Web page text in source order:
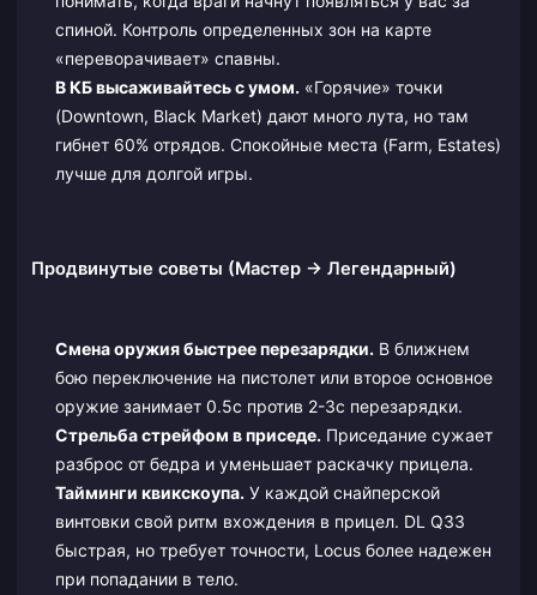
спиной. Контроль определенных зон на карте
«переворачивает» спавны.
В КБ высаживайтесь с умом. «Горячие» точки
(Downtown, Black Market) дают много лута, но там
гибнет 60% отрядов. Спокойные места (Farm, Estates)
лучше для долгой игры.
Продвинутые советы (Мастер → Легендарный)
Смена оружия быстрее перезарядки. В ближнем
бою переключение на пистолет или второе основное
оружие занимает 0.5с против 2-3с перезарядки.
Стрельба стрейфом в приседе. Приседание сужает
разброс от бедра и уменьшает раскачку прицела.
Тайминги квикскоупа. У каждой снайперской
винтовки свой ритм вхождения в прицел. DL Q33
быстрая, но требует точности, Locus более надежен
при попадании в тело.